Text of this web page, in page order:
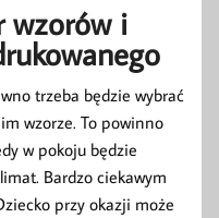
wzorów i
trzeba będzie wybrać
wzorze. To powinno
w pokoju będzie
Bardzo ciekawym
przy okazji może